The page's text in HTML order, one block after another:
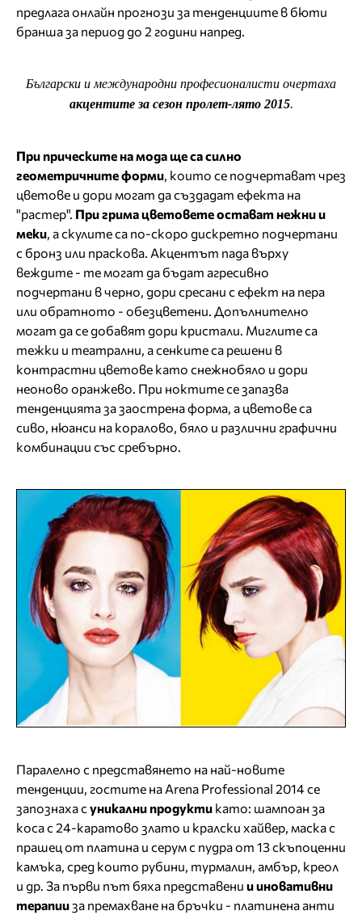
предлага онлайн прогнози за тенденциите в бюти
бранша за период до 2 години напред.
Български и международни професионалисти очертаха
акцентите за сезон пролет-лято 2015.
При прическите на мода ще са силно
геометричните форми , които се подчертават чрез
цветове и дори могат да създадат ефекта на
"растер". При грима цветовете остават нежни и
меки , а скулите са по-скоро дискретно подчертани
с бронз или праскова. Акцентът пада върху
веждите - те могат да бъдат агресивно
подчертани в черно, дори сресани с ефект на пера
или обратното - обезцветени. Допълнително
могат да се добавят дори кристали. Миглите са
тежки и театрални, а сенките са решени в
контрастни цветове като снежнобяло и дори
неоново оранжево. При ноктите се запазва
тенденцията за заострена форма, а цветове са
сиво, нюанси на коралово, бяло и различни графични
комбинации със сребърно.
Паралелно с представянето на най-новите
тенденции, гостите на Arena Professional 2014 се
запознаха с уникални продукти като: шампоан за
коса с 24-каратово злато и кралски хайвер, маска с
прашец от платина и серум с пудра от 13 скъпоценни
камъка, сред които рубини, турмалин, амбър, креол
и др. За първи път бяха представени и иновативни
терапииза премахване на бръчки - платинена анти